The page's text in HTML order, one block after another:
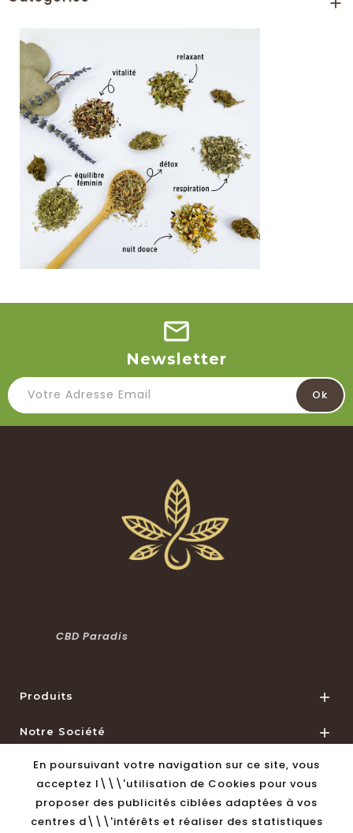
Newsletter
CBD Paradis
Produits 
Notre Société 
Informations De Magasin 
© 2026 - Logiciel de commerce électronique par
En poursuivant votre navigation sur ce site, vous
acceptez l\\\'utilisation de Cookies pour vous
proposer des publicités ciblées adaptées à vos
centres d\\\'intérêts et réaliser des statistiques